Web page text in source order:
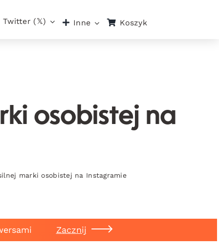
Twitter (𝕏) Inne Koszyk
osobistej na
marki osobistej na Instagramie
Zacznij